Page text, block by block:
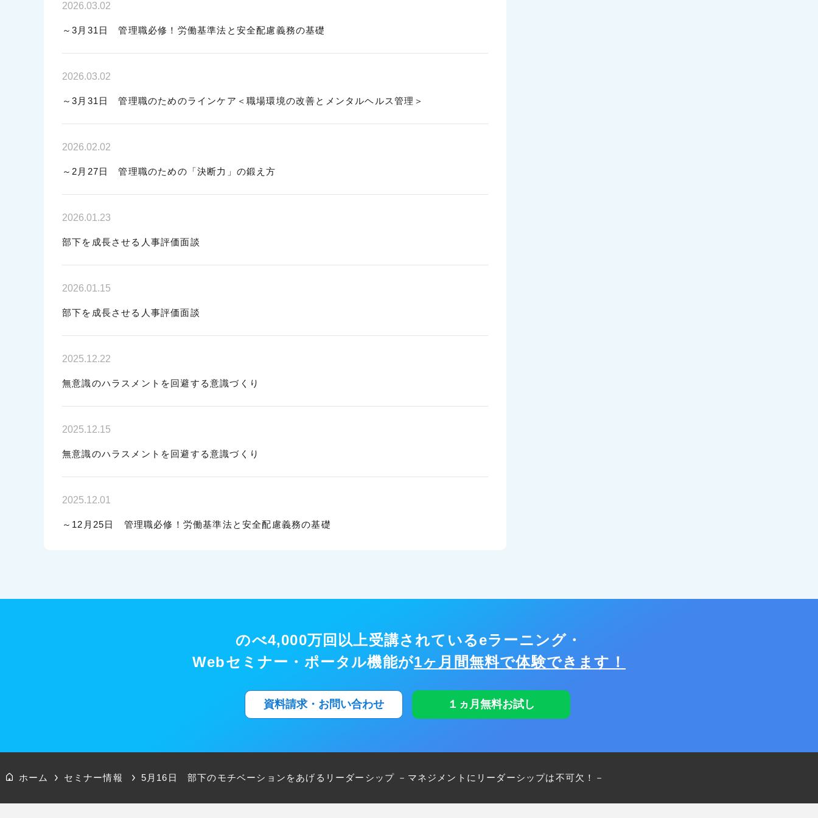
2026.03.02
～3月31日 管理職必修！労働基準法と安全配慮義務の基礎
2026.03.02
～3月31日 管理職のためのラインケア＜職場環境の改善とメンタルヘルス管理＞
2026.02.02
～2月27日 管理職のための「決断力」の鍛え方
2026.01.23
部下を成長させる人事評価面談
2026.01.15
部下を成長させる人事評価面談
2025.12.22
無意識のハラスメントを回避する意識づくり
2025.12.15
無意識のハラスメントを回避する意識づくり
2025.12.01
～12月25日 管理職必修！労働基準法と安全配慮義務の基礎
のべ4,000万回以上受講されているeラーニング・
Webセミナー・ポータル機能が1ヶ月間無料で体験できます！
資料請求・お問い合わせ １ヵ月無料お試し
ホーム セミナー情報 5月16日 部下のモチベーションをあげるリーダーシップ －マネジメントにリーダーシップは不可欠！－